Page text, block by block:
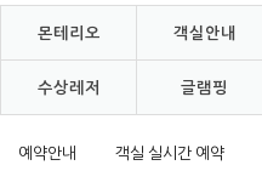
몬테리오 객실안내
수상레저 글램핑
예약안내 객실 실시간 예약